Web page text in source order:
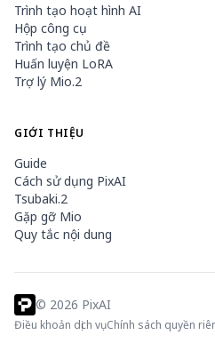
Trình tạo hoạt hình AI
Hộp công cụ
Trình tạo chủ đề
Huấn luyện LoRA
Trợ lý Mio.2
GIỚI THIỆU
Guide
Cách sử dụng PixAI
Tsubaki.2
Gặp gỡ Mio
Quy tắc nội dung
© 2026 PixAI
Điều khoản dịch vụChính sách quyền